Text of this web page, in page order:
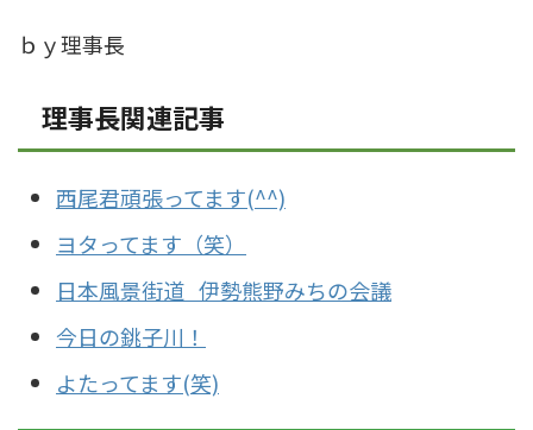
ｂｙ理事長
理事長関連記事
西尾君頑張ってます(^^)
ヨタってます（笑）
日本風景街道 伊勢熊野みちの会議
今日の銚子川！
よたってます(笑)